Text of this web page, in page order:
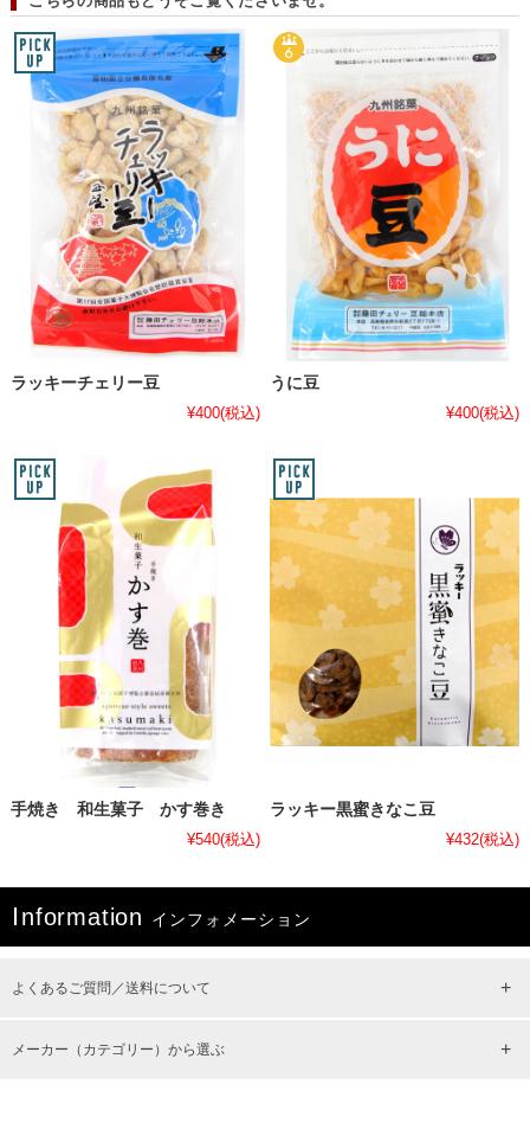
ラッキーチェリー豆
¥400(税込)
うに豆
¥400(税込)
手焼き 和生菓子 かす巻き
¥540(税込)
ラッキー黒蜜きなこ豆
¥432(税込)
I nformation インフォメーション
よくあるご質問／送料について
メーカー（カテゴリー）から選ぶ